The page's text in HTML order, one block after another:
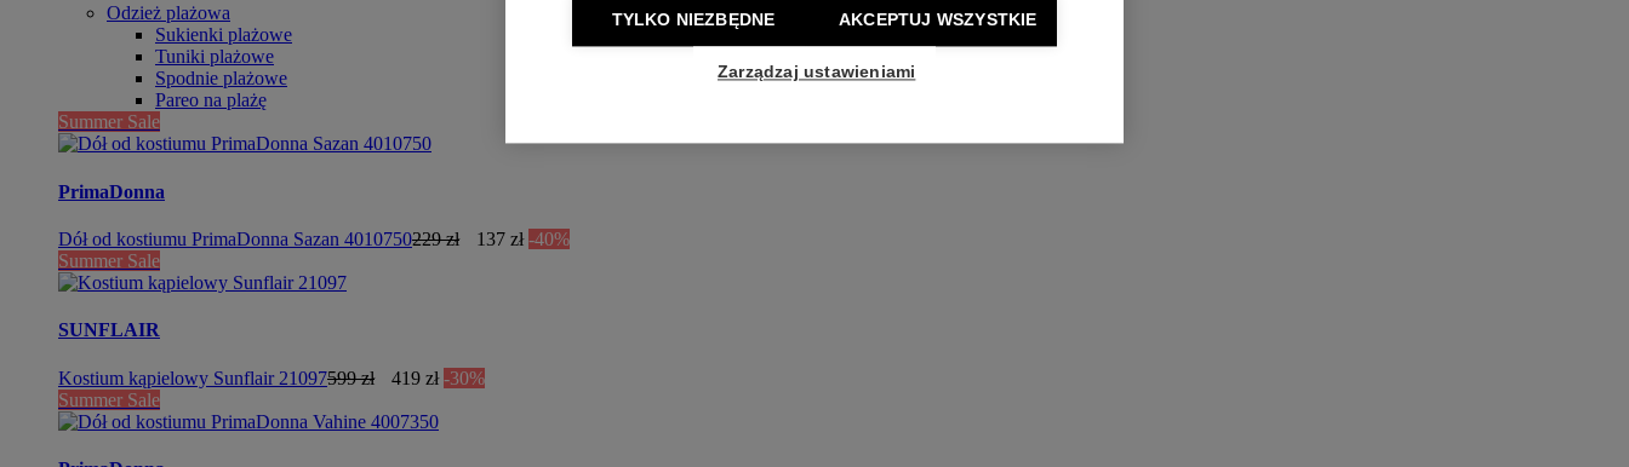
TYLKO NIEZBĘDNE AKCEPTUJ WSZYSTKIE
Zarządzaj ustawieniami
Odzież plażowa
Sukienki plażowe
Tuniki plażowe
Spodnie plażowe
Pareo na plażę
Summer Sale
PrimaDonna
Dół od kostiumu PrimaDonna Sazan 4010750229 zł 137 zł -40%
Summer Sale
SUNFLAIR
Kostium kąpielowy Sunflair 21097599 zł 419 zł -30%
Summer Sale